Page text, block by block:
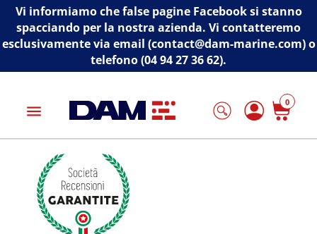
Vi informiamo che false pagine Facebook si stanno
spacciando per la nostra azienda. Vi contatteremo
esclusivamente via email (contact@dam-marine.com) o
telefono (04 94 27 36 62).
menu
0